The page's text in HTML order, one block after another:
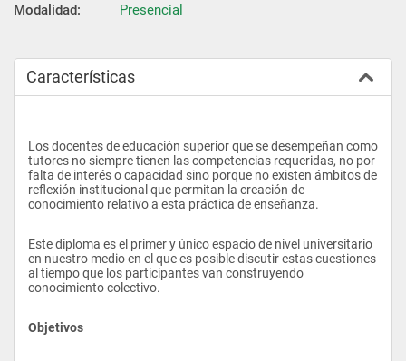
Modalidad:
Presencial
Características
Los docentes de educación superior que se desempeñan como
tutores no siempre tienen las competencias requeridas, no por
falta de interés o capacidad sino porque no existen ámbitos de
reflexión institucional que permitan la creación de
conocimiento relativo a esta práctica de enseñanza.
Este diploma es el primer y único espacio de nivel universitario
en nuestro medio en el que es posible discutir estas cuestiones
al tiempo que los participantes van construyendo
conocimiento colectivo.
Objetivos